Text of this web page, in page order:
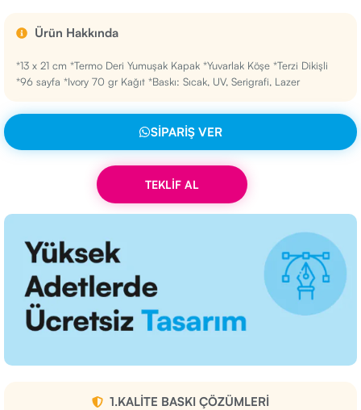
Ürün Hakkında
*13 x 21 cm *Termo Deri Yumuşak Kapak *Yuvarlak Köşe *Terzi Dikişli
*96 sayfa *Ivory 70 gr Kağıt *Baskı: Sıcak, UV, Serigrafi, Lazer
SIPARIŞ VER
TEKLİF AL
1.KALITE BASKI ÇÖZÜMLERI